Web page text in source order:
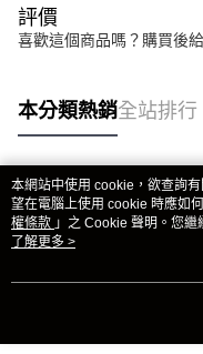
評價
喜歡這個商品嗎？購買後
本分類熱銷全站排行
熱門標籤
本網站中使用 cookie，欲查詢
望在電腦上使用 cookie 時應如
權條款 」之 Cookie 聲明。您
用條款之 Cookie 聲明使用
了解更多 >